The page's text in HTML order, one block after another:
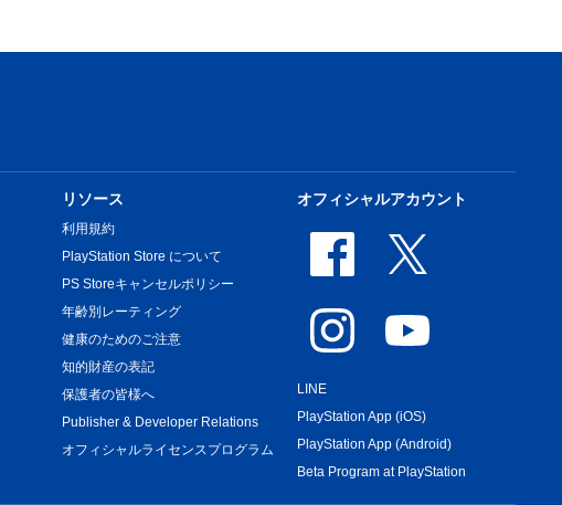
リソース
利用規約
PlayStation Store について
PS Storeキャンセルポリシー
年齢別レーティング
健康のためのご注意
知的財産の表記
保護者の皆様へ
Publisher & Developer Relations
オフィシャルライセンスプログラム
オフィシャルアカウント
LINE
PlayStation App (iOS)
PlayStation App (Android)
Beta Program at PlayStation